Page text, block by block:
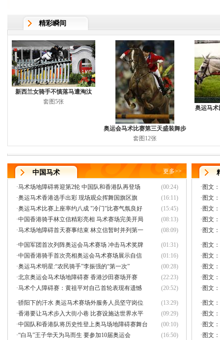
精彩瞬间
新西兰女骑手不慎落马遭淘汰
套图5张
奥运会马术比赛第三天盛装舞步
套图12张
奥运马术
中国马术 更多>>
(00:24)
·马术场地障碍将迎第2轮 中国队和香港队再登场
(16:11)
·奥运马术香港选手出彩 现场观众挥舞国旗区旗
(15:45)
·奥运马术比赛上座率约八成 "冷门"比赛气氛良好
(08:13)
·中国香港骑手林立信精彩亮相 马术赛场完美开局
(08:09)
·马术场地障碍首天赛事结束 林立信暂时并列第一
(01:31)
·中国军团首次列阵奥运会马术赛场 冲击马术奖牌
(01:16)
·中国香港骑手首次亮相奥运会马术赛场展示自信
(00:28)
·奥运马术明星:“农民骑手”李振强的“第一次”
(22:23)
·北京奥运会马术场地障碍赛 香港沙田赛场开赛
(20:52)
·马术个人障碍赛：黄祖平对自己首轮表现有遗憾
(13:29)
·骄阳下的汗水 奥运马术赛场外服务人员坚守岗位
(09:29)
·香港要让马术步入大街小巷 比赛设施达世界水平
(00:10)
·中国队和香港队将历史性登上奥马场地障碍赛舞台
(16:50)
·“白马”王子华天为马而生 要参加10届奥运会
· 图文
· 图文
· 图文
· 图文
· 图文
· 图文
· 图文
· 图文
· 图文
· 图文
· 图文
· 图文
· 图文
· 图文